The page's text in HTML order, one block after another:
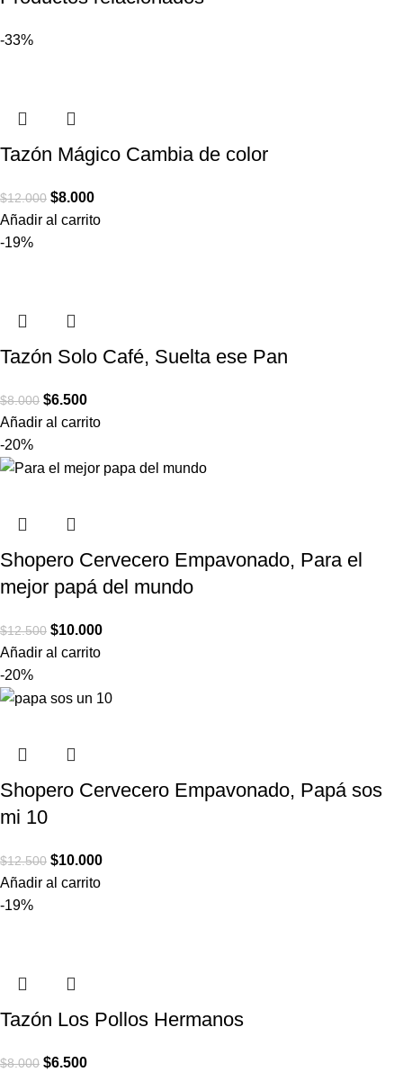
-33%
Tazón Mágico Cambia de color
$12.000 $8.000
Añadir al carrito
-19%
Tazón Solo Café, Suelta ese Pan
$8.000 $6.500
Añadir al carrito
-20%
Shopero Cervecero Empavonado, Para el
mejor papá del mundo
$12.500 $10.000
Añadir al carrito
-20%
Shopero Cervecero Empavonado, Papá sos
mi 10
$12.500 $10.000
Añadir al carrito
-19%
Tazón Los Pollos Hermanos
$8.000 $6.500